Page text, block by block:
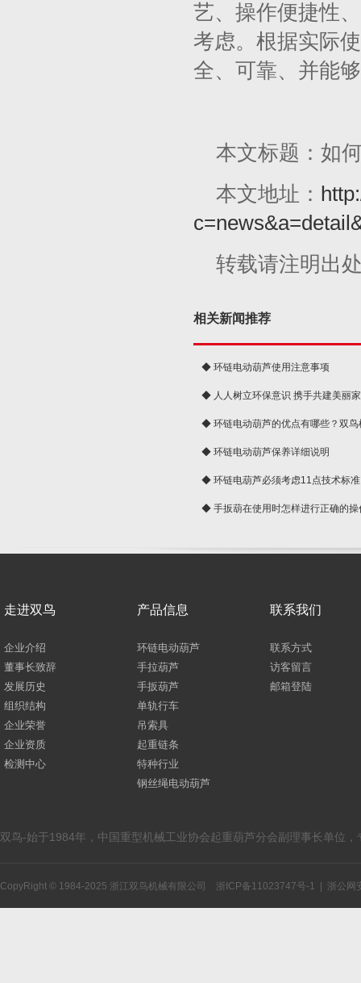
艺、操作便捷性
考虑。根据实际
全、可靠、并能
本文标题：如
本文地址：
转载请注明出
相关新闻推荐
◆ 环链电动葫芦使用注意事项
◆ 人人树立环保意识 携手共建美丽
球◆ 环链电动葫芦的优点有哪些？双鸟
◆ 环链电动葫芦保养详细说明
◆ 环链电葫芦必须考虑11点技术标准
◆ 手扳葫在使用时怎样进行正确的操
走进双鸟
企业介绍
董事长致辞
发展历史
组织结构
企业荣誉
企业资质
检测中心
产品信息
环链电动葫芦
手拉葫芦
手扳葫芦
单轨行车
吊索具
起重链条
特种行业
钢丝绳电动葫芦
联系我们
联系方式
访客留言
邮箱登陆
双鸟-始于1984年，中国重型机械工业协会起重葫芦分会副理事长单位
CopyRight © 1984-2025 浙江双鸟机械有限公司 浙ICP备11023747号-1 浙公网